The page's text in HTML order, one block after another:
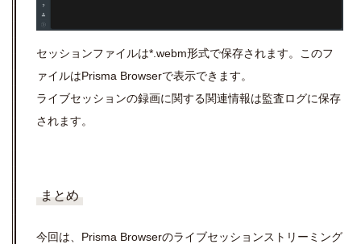
セッションファイルは*.webm形式で保存されます。このフ
ァイルはPrisma Browserで表示できます。
ライブセッションの録画に関する関連情報は監査ログに保存
されます。
まとめ
今回は、Prisma Browserのライブセッションストリーミング